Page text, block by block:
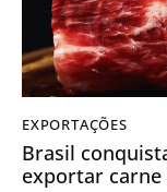
EXPORTAÇÕES
Brasil
exportar carne